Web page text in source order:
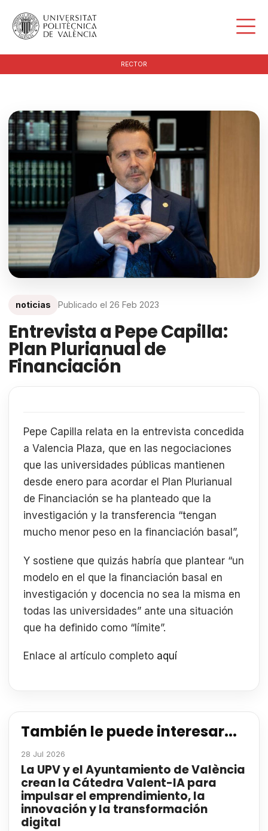
RECTOR
noticias Publicado el 26 Feb 2023
Entrevista a Pepe Capilla:
Plan Plurianual de
Financiación
Pepe Capilla relata en la entrevista concedida
a Valencia Plaza, que en las negociaciones
que las universidades públicas mantienen
desde enero para acordar el Plan Plurianual
de Financiación se ha planteado que la
investigación y la transferencia “tengan
mucho menor peso en la financiación basal”,
Y sostiene que quizás habría que plantear “un
modelo en el que la financiación basal en
investigación y docencia no sea la misma en
todas las universidades” ante una situación
que ha definido como “límite”.
Enlace al artículo completo aquí
También le puede interesar...
28 Jul 2026
La UPV y el Ayuntamiento de València
crean la Cátedra Valent-IA para
impulsar el emprendimiento, la
innovación y la transformación
digital